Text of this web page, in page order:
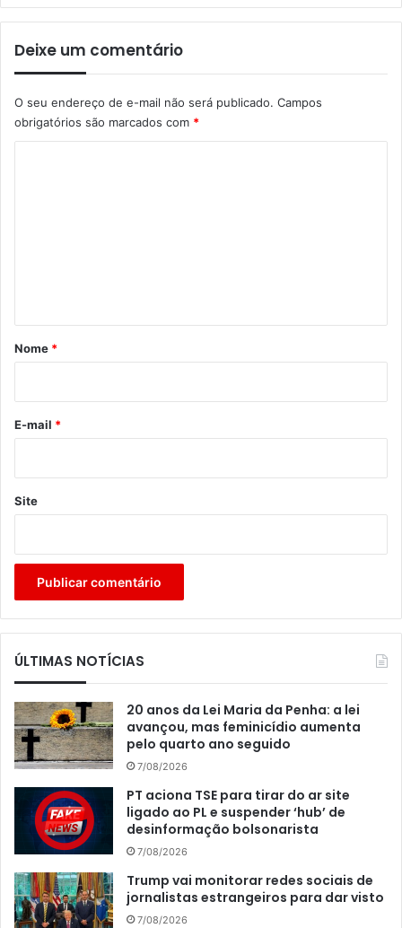
Deixe um comentário
O seu endereço de e-mail não será publicado. Campos
obrigatórios são marcados com *
r
*
Nome *
E-mail *
Site
ÚLTIMAS NOTÍCIAS
20 anos da Lei Maria da Penha: a lei
avançou, mas feminicídio aumenta
pelo quarto ano seguido
7/08/2026
PT aciona TSE para tirar do ar site
ligado ao PL e suspender ‘hub’ de
desinformação bolsonarista
7/08/2026
Trump vai monitorar redes sociais de
jornalistas estrangeiros para dar visto
7/08/2026